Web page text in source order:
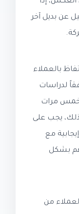
عن بديل آخر
بالعملاء
لدراسات
خمس مرات
يجب على
مع
بشكل
من